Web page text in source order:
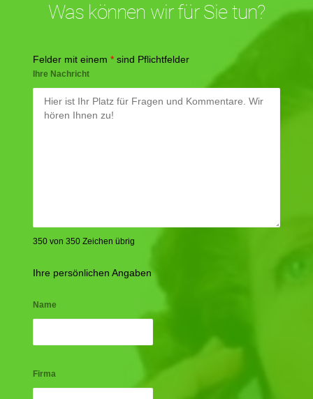
Was können wir für Sie tun?
Felder mit einem * sind Pflichtfelder
Ihre Nachricht
350 von 350 Zeichen übrig
Ihre persönlichen Angaben
Name
Firma